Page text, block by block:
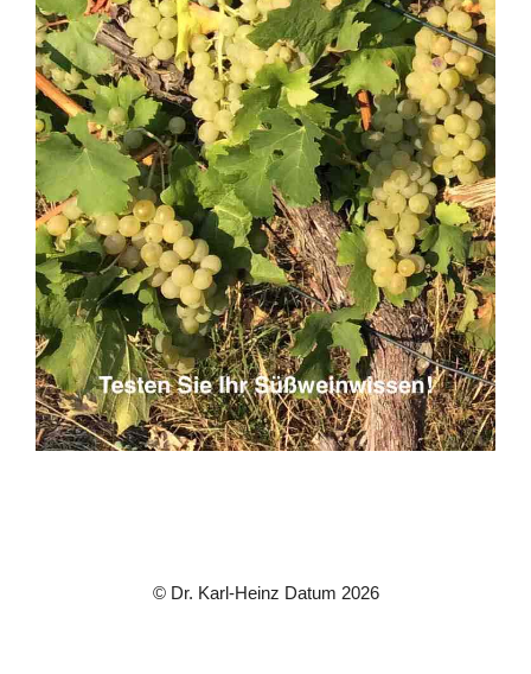
© Dr. Karl-Heinz Datum 2026